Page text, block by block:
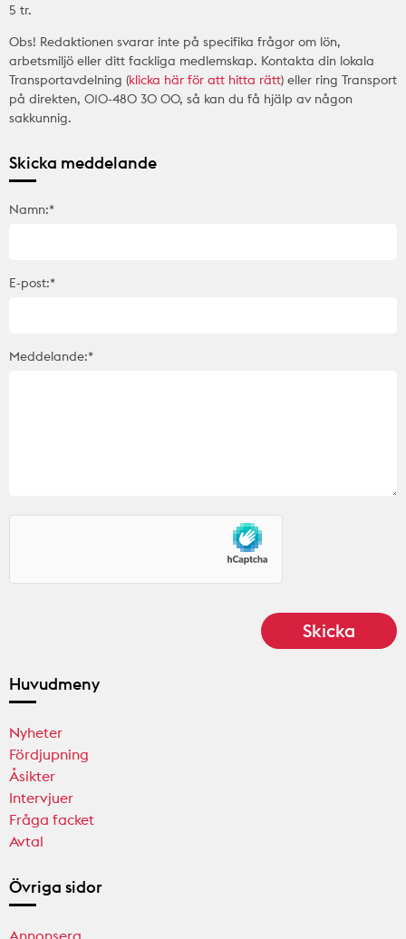
5 tr.
Obs! Redaktionen svarar inte på specifika frågor om lön,
arbetsmiljö eller ditt fackliga medlemskap. Kontakta din lokala
Transportavdelning (klicka här för att hitta rätt) eller ring Transport
på direkten, 010-480 30 00, så kan du få hjälp av någon
sakkunnig.
Skicka meddelande
Namn:*
E-post:*
Meddelande:*
Huvudmeny
Nyheter
Fördjupning
Åsikter
Intervjuer
Fråga facket
Avtal
Övriga sidor
Annonsera